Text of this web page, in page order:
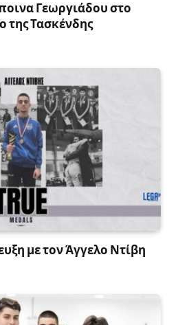
Γεωργιάδου στο
της Τασκένδης
με τον Άγγελο Ντίβη